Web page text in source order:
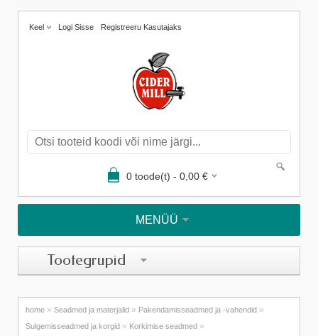
Keel Logi Sisse Registreeru Kasutajaks
0toode(t) - 0,00€
MENÜÜ
Tootegrupid
home » Seadmed ja materjalid » Pakendamisseadmed ja -vahendid »
Sulgemisseadmed ja korgid » Korkimise seadmed »